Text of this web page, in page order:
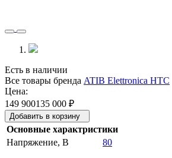
Есть в наличии
Все товары бренда ATIB Elettronica HTC
Цена:
149 900135 000 ₽
Добавить в корзину
Основные характристики
Напряжение, В
80